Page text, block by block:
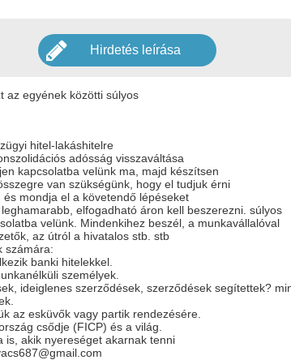
Hirdetés leírása
az egyének közötti súlyos
hitel-lakáshitelre
adósság visszaváltása
kapcsolatba velünk ma, majd készítsen
van szükségünk, hogy el tudjuk érni
mondja el a követendő lépéseket
elfogadható áron kell beszerezni. súlyos
velünk. Mindenkihez beszél, a munkavállalóval
az útról a hivatalos stb. stb
számára:
banki hitelekkel.
személyek.
ideiglenes szerződések, szerződések segítettek?
az esküvők vagy partik rendezésére.
csődje (FICP) és a világ.
is, akik nyereséget akarnak tenni